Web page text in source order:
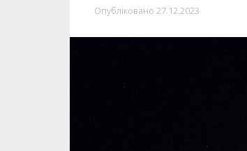
Опубліковано 27.12.2023